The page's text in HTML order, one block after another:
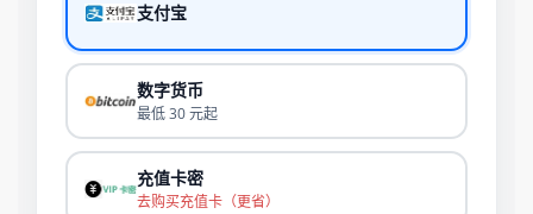
支付宝
数字货币
最低 30 元起
充值卡密
去购买充值卡（更省）